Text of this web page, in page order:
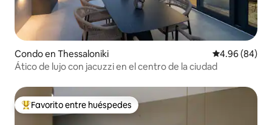
Condo en Thessaloniki Calificación
4.96 (84)
Ático de lujo con jacuzzi en el centro de la ciudad
Favorito entre huéspedes preferido
Favorito entre huéspedes